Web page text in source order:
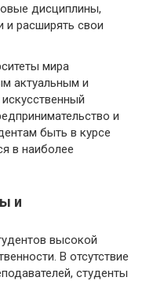
дисциплины,
и расширять свои
мира
актуальным и
и
быть в курсе
в наиболее
и
высокой
В отсутствие
студенты